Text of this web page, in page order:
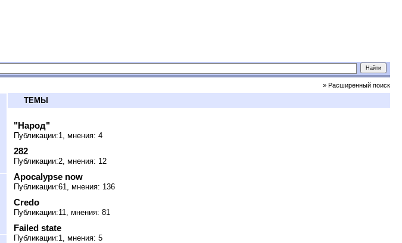
» Расширенный поиск
ТЕМЫ
"Народ"
Публикации:1, мнения: 4
282
Публикации:2, мнения: 12
Apocalypse now
Публикации:61, мнения: 136
Credo
Публикации:11, мнения: 81
Failed state
Публикации:1, мнения: 5